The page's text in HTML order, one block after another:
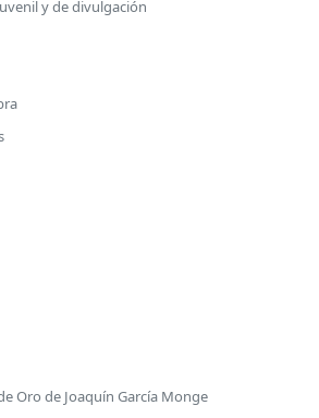
y de divulgación
Oro de Joaquín García Monge